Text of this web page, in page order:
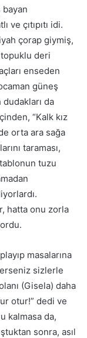
bayan
çıtıpıtı idi.
çorap giymiş,
topuklu deri
enseden
güneş
dudakları da
“Kalk kız
orta ara sağa
taraması,
tuzu
hatta onu zorla
masalarına
sizlerle
(Gisela) daha
otur!” dedi ve
kalmasa da,
sonra, asıl